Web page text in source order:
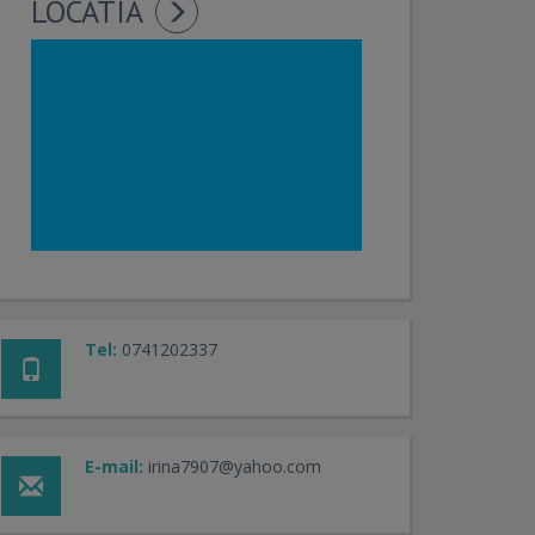
LOCATIA
Tel: 0741202337
E-mail: irina7907@yahoo.com